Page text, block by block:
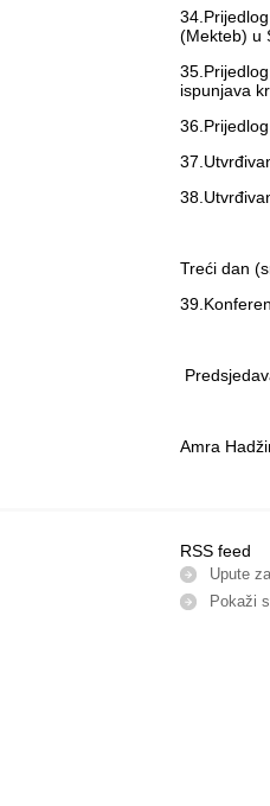
(Mekteb) u
ispunjava
Treći dan
Amra
RSS feed
Upute
Pokaži